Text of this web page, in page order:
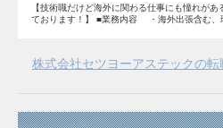
【技術職だけど海外に関わる仕事にも憧れがあ
ております！】 ■業務内容 ・海外出張含む、
株式会社セツヨーアステックの